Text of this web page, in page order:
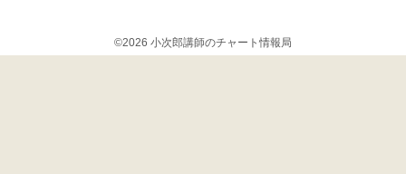
©2026 小次郎講師のチャート情報局